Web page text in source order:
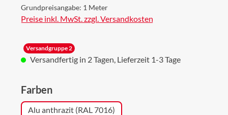
Grundpreisangabe: 1 Meter
Preise inkl. MwSt. zzgl. Versandkosten
Versandgruppe 2
Versandfertig in 2 Tagen, Lieferzeit 1-3 Tage
Farbenauswählen
Alu anthrazit (RAL 7016)